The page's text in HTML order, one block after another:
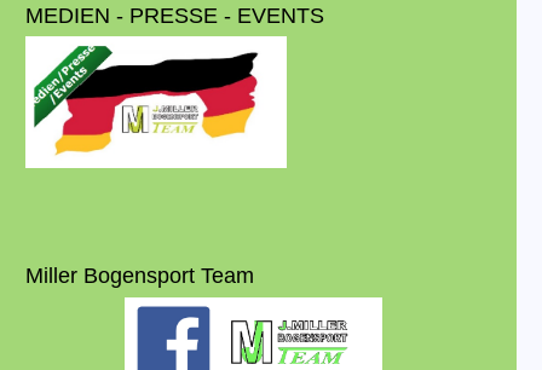
MEDIEN - PRESSE - EVENTS
Miller Bogensport Team